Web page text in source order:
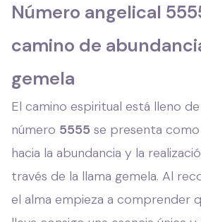
Número angelical
camino de
gemela
El camino espiritual está lleno
número 5555 se presenta como
hacia la abundancia y la
través de la llama gemela. Al
el alma empieza a comprender